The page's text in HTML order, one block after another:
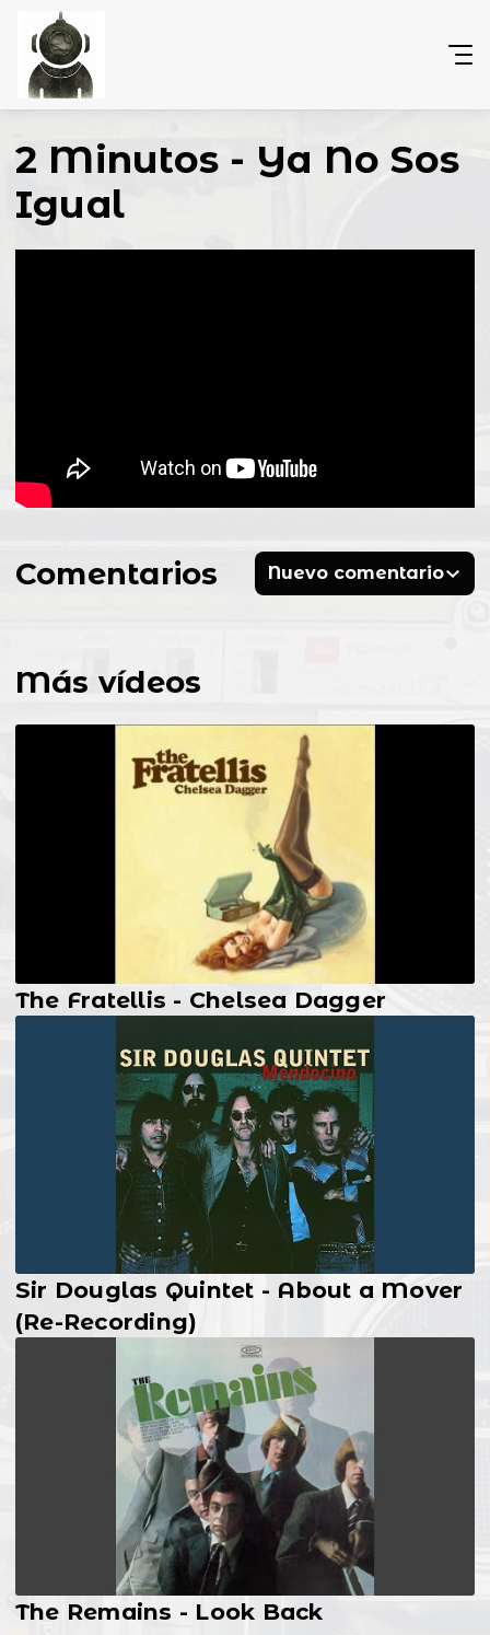
2 Minutos - Ya No Sos
Igual
Más vídeos
The Fratellis - Chelsea Dagger
Sir Douglas Quintet - About a Mover
(Re-Recording)
The Remains - Look Back
Comentarios Nuevo comentario